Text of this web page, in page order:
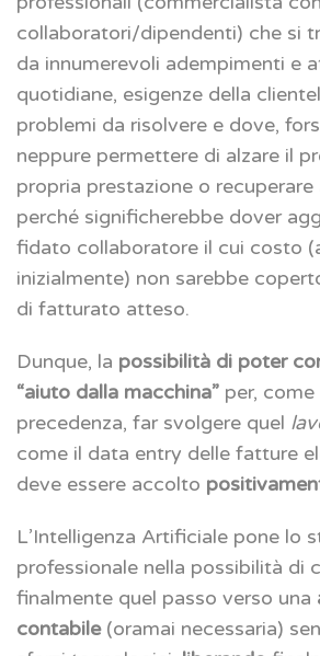
collaboratori/dipendenti) che si
da innumerevoli adempimenti e
quotidiane, esigenze della
problemi da risolvere e dove,
neppure permettere di alzare il
propria prestazione o
perché significherebbe dover
fidato collaboratore il cui costo
inizialmente) non sarebbe
di fatturato atteso.
Dunque, la possibilità di poter
“aiuto dalla macchina” per,
precedenza, far svolgere quel
come il data entry delle fatture
deve essere accolto
L’Intelligenza Artificiale pone lo
professionale nella possibilità di
finalmente quel passo verso una
contabile(oramai necessaria)